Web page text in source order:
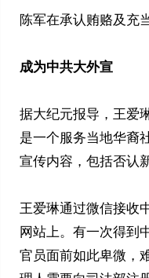
陈军在承认贿赂及充
成为中共大外宣
据大纪元报导，王爱
是一个服务当地华裔
宣传内容，包括否认
王爱琳通过微信接收
网站上。有一次得到
官员面前如此卑微，